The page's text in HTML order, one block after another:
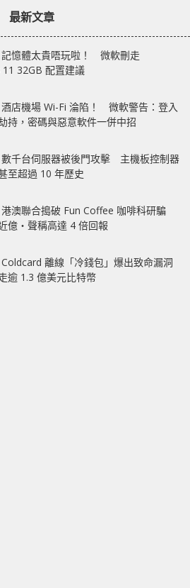
最新文章
記憶體太貴唔玩啦！ 微軟刪走
32GB 配置建議
店機場 Wi-Fi 淪陷！ 微軟警告：登入
持，密碼與惡意軟件一併中招
數千台伺服器被後門攻擊 主機板控制器
至超過 10 年歷史
澳聯合搗破 Fun Coffee 咖啡科研騙
億‧聲稱高達 4 倍回報
離線「冷錢包」爆出致命漏洞
逾 1.3 億美元比特幣